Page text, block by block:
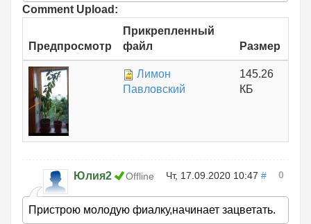
Comment Upload:
Предпросмотр
Прикрепленный
файл
Размер
Лимон
Павловский
145.26
КБ
Юлия2 Offline Чт, 17.09.2020 10:47 # 0
Пристрою молодую фиалку,начинает зацветать.